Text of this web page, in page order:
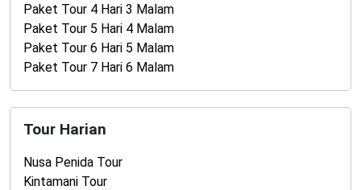
Paket Tour 4 Hari 3 Malam
Paket Tour 5 Hari 4 Malam
Paket Tour 6 Hari 5 Malam
Paket Tour 7 Hari 6 Malam
Tour Harian
Nusa Penida Tour
Kintamani Tour